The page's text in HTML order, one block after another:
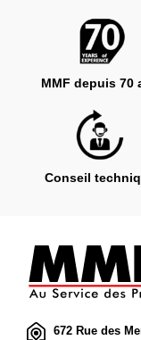
MMF depuis 70
Conseil
672 Rue des